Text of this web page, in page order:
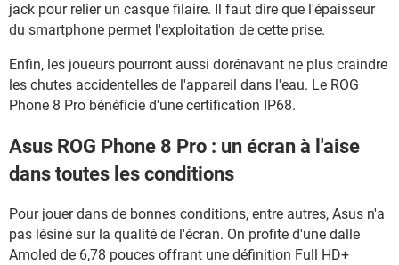
jack pour relier un casque filaire. Il faut dire que l'épaisseur
du smartphone permet l'exploitation de cette prise.
Enfin, les joueurs pourront aussi dorénavant ne plus craindre
les chutes accidentelles de l'appareil dans l'eau. Le ROG
Phone 8 Pro bénéficie d'une certification IP68.
Asus ROG Phone 8 Pro : un écran à l'aise
dans toutes les conditions
Pour jouer dans de bonnes conditions, entre autres, Asus n'a
pas lésiné sur la qualité de l'écran. On profite d'une dalle
Amoled de 6,78 pouces offrant une définition Full HD+